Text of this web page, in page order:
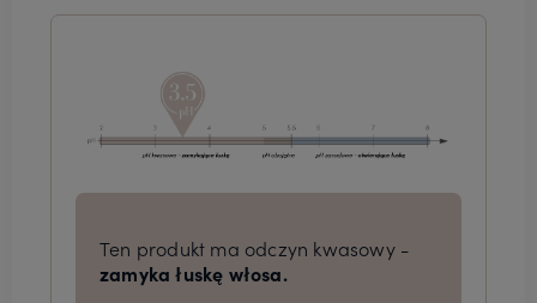
Ten produkt ma odczyn kwasowy -
zamyka łuskę włosa.